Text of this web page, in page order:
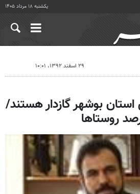
یکشنبه ۱۸ مرداد ۱۴۰۵
۲۹ اسفند ۱۳۹۲، ۱۰:۰۱
استان بوشهر گازدار هستند/